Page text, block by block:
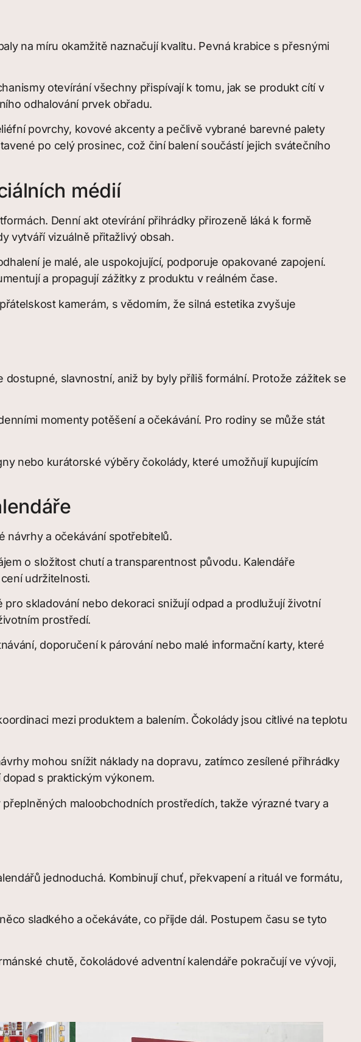
na míru okamžitě naznačují kvalitu. Pevná krabice s přesnými
otevírání všechny přispívají k tomu, jak se produkt cítí v
odhalování prvek obřadu.
povrchy, kovové akcenty a pečlivě vybrané barevné palety
po celý prosinec, což činí balení součástí jejich svátečního
médií
Denní akt otevírání přihrádky přirozeně láká k formě
vytváří vizuálně přitažlivý obsah.
je malé, ale uspokojující, podporuje opakované zapojení.
a propagují zážitky z produktu v reálném čase.
kamerám, s vědomím, že silná estetika zvyšuje
slavnostní, aniž by byly příliš formální. Protože zážitek se
momenty potěšení a očekávání. Pro rodiny se může stát
nebo kurátorské výběry čokolády, které umožňují kupujícím
návrhy a očekávání spotřebitelů.
o složitost chutí a transparentnost původu. Kalendáře
udržitelnosti.
skladování nebo dekoraci snižují odpad a prodlužují životní
prostředí.
doporučení k párování nebo malé informační karty, které
mezi produktem a balením. Čokolády jsou citlivé na teplotu
mohou snížit náklady na dopravu, zatímco zesílené přihrádky
s praktickým výkonem.
maloobchodních prostředích, takže výrazné tvary a
jednoduchá. Kombinují chuť, překvapení a rituál ve formátu,
sladkého a očekáváte, co přijde dál. Postupem času se tyto
chutě, čokoládové adventní kalendáře pokračují ve vývoji,